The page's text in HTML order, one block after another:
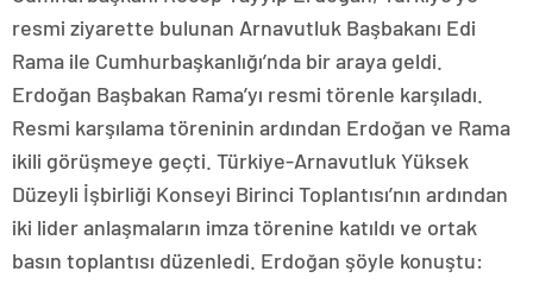
resmi ziyarette bulunan Arnavutluk Başbakanı Edi
Rama ile Cumhurbaşkanlığı’nda bir araya geldi.
Erdoğan Başbakan Rama’yı resmi törenle karşıladı.
Resmi karşılama töreninin ardından Erdoğan ve Rama
ikili görüşmeye geçti. Türkiye-Arnavutluk Yüksek
Düzeyli İşbirliği Konseyi Birinci Toplantısı’nın ardından
iki lider anlaşmaların imza törenine katıldı ve ortak
basın toplantısı düzenledi. Erdoğan şöyle konuştu: